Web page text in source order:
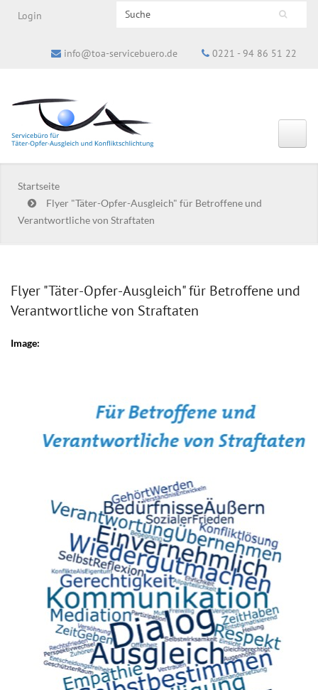
Login Suchformular
Search this site
info@toa-servicebuero.de 0221 - 94 86 51 22
Startseite
Flyer "Täter-Opfer-Ausgleich" für Betroffene und
Verantwortliche von Straftaten
Flyer "Täter-Opfer-Ausgleich" für Betroffene und
Verantwortliche von Straftaten
Image: